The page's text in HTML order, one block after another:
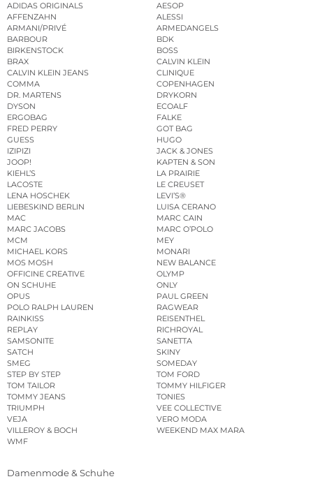
ADIDAS ORIGINALS
AESOP
AFFENZAHN
ALESSI
ARMANI/PRIVÉ
ARMEDANGELS
BARBOUR
BDK
BIRKENSTOCK
BOSS
BRAX
CALVIN KLEIN
CALVIN KLEIN JEANS
CLINIQUE
COMMA
COPENHAGEN
DR. MARTENS
DRYKORN
DYSON
ECOALF
ERGOBAG
FALKE
FRED PERRY
GOT BAG
GUESS
HUGO
IZIPIZI
JACK & JONES
JOOP!
KAPTEN & SON
KIEHL’S
LA PRAIRIE
LACOSTE
LE CREUSET
LENA HOSCHEK
LEVI’S®
LIEBESKIND BERLIN
LUISA CERANO
MAC
MARC CAIN
MARC JACOBS
MARC O’POLO
MCM
MEY
MICHAEL KORS
MONARI
MOS MOSH
NEW BALANCE
OFFICINE CREATIVE
OLYMP
ON SCHUHE
ONLY
OPUS
PAUL GREEN
POLO RALPH LAUREN
RAGWEAR
RAINKISS
REISENTHEL
REPLAY
RICHROYAL
SAMSONITE
SANETTA
SATCH
SKINY
SMEG
SOMEDAY
STEP BY STEP
TOM FORD
TOM TAILOR
TOMMY HILFIGER
TOMMY JEANS
TONIES
TRIUMPH
VEE COLLECTIVE
VEJA
VERO MODA
VILLEROY & BOCH
WEEKEND MAX MARA
WMF
Damenmode & Schuhe